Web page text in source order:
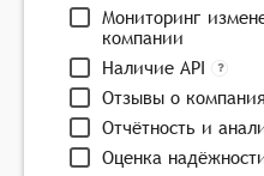
Мониторинг
компании
Наличие API
Отзывы о
Отчётность и
Оценка